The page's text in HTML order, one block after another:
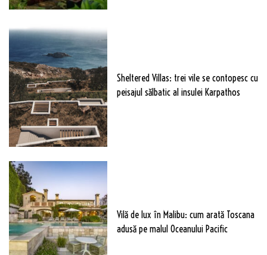
Sheltered Villas: trei vile se contopesc cu
peisajul sălbatic al insulei Karpathos
Vilă de lux în Malibu: cum arată Toscana
adusă pe malul Oceanului Pacific